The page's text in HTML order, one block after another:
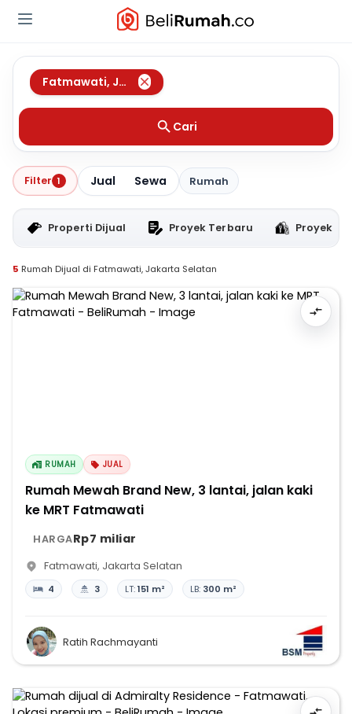
Fatmawati, Jakarta Selatan
Cari
Filter 1 Jual Sewa Rumah
Properti Dijual Proyek Terbaru Proyek
5 Rumah Dijual di Fatmawati, Jakarta Selatan
RUMAH JUAL
Rumah Mewah Brand New, 3 lantai, jalan kaki
ke MRT Fatmawati
HARGARp7 miliar
Fatmawati, Jakarta Selatan
4 3 LT:151 m² LB: 300 m²
Ratih Rachmayanti